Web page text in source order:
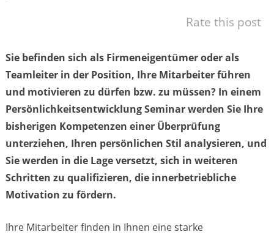
Rate this post
Sie befinden sich als Firmeneigentümer oder als
Teamleiter in der Position, Ihre Mitarbeiter führen
und motivieren zu dürfen bzw. zu müssen? In einem
Persönlichkeitsentwicklung Seminar werden Sie Ihre
bisherigen Kompetenzen einer Überprüfung
unterziehen, Ihren persönlichen Stil analysieren, und
Sie werden in die Lage versetzt, sich in weiteren
Schritten zu qualifizieren, die innerbetriebliche
Motivation zu fördern.
Ihre Mitarbeiter finden in Ihnen eine starke